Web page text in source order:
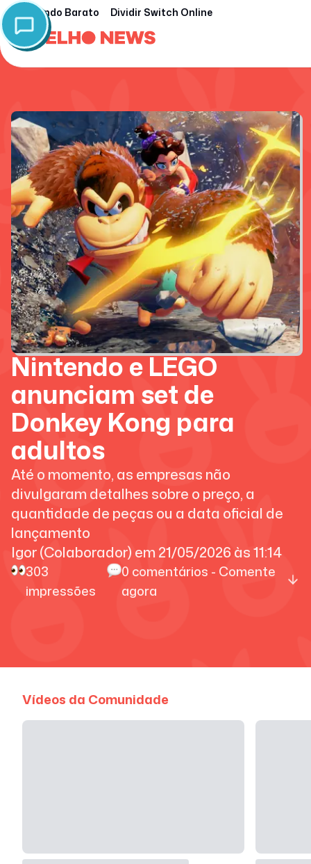
Nintendo Barato Dividir Switch Online
Nintendo e LEGO
anunciam set de
Donkey Kong para
adultos
Até o momento, as empresas não
divulgaram detalhes sobre o preço, a
quantidade de peças ou a data oficial de
lançamento
Igor (Colaborador) em 21/05/2026 às11:14
303
impressões
0 comentários - Comente
agora
Vídeos da Comunidade